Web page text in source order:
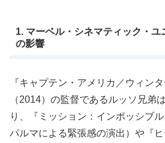
1. マーベル・シネマティック・ユ
の影響
『キャプテン・アメリカ／ウィン
（2014）の監督であるルッソ兄弟
り、『ミッション：インポッシブ
パルマによる緊張感の演出）や『